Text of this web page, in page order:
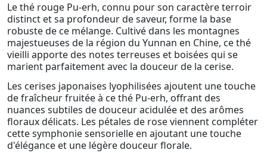
Le thé rouge Pu-erh, connu pour son caractère terroir
distinct et sa profondeur de saveur, forme la base
robuste de ce mélange. Cultivé dans les montagnes
majestueuses de la région du Yunnan en Chine, ce thé
vieilli apporte des notes terreuses et boisées qui se
marient parfaitement avec la douceur de la cerise.
Les cerises japonaises lyophilisées ajoutent une touche
de fraîcheur fruitée à ce thé Pu-erh, offrant des
nuances subtiles de douceur acidulée et des arômes
floraux délicats. Les pétales de rose viennent compléter
cette symphonie sensorielle en ajoutant une touche
d'élégance et une légère douceur florale.